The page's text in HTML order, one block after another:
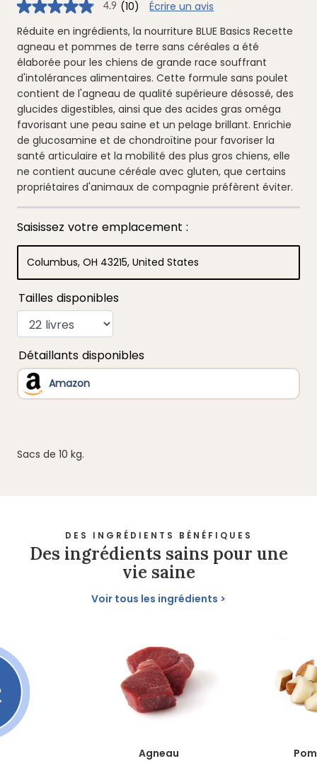
4.9
sur
,
valeur
de
note
moyenne.
Read
10
Reviews.
Lien
vers
même
page.
4.9 (10)
Écrire un avis
Réduite en ingrédients, la nourriture BLUE Basics Recette
agneau et pommes de terre sans céréales a été
élaborée pour les chiens de grande race souffrant
d'intolérances alimentaires. Cette formule sans poulet
contient de l'agneau de qualité supérieure désossé, des
glucides digestibles, ainsi que des acides gras oméga
favorisant une peau saine et un pelage brillant. Enrichie
de glucosamine et de chondroïtine pour favoriser la
santé articulaire et la mobilité des plus gros chiens, elle
ne contient aucune céréale avec gluten, que certains
propriétaires d'animaux de compagnie préfèrent éviter.
Sacs de 10 kg.
DES INGRÉDIENTS BÉNÉFIQUES
Des ingrédients sains pour une
vie saine
Voir tous les ingrédients
Agneau